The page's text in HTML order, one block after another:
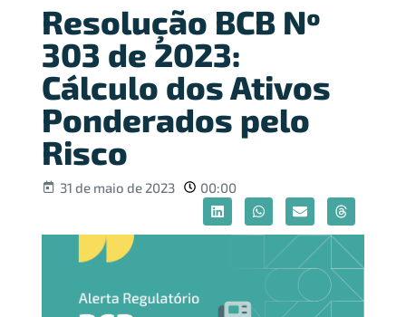
Resolução BCB Nº
303 de 2023:
Cálculo dos Ativos
Ponderados pelo
Risco
31 de maio de 2023 00:00